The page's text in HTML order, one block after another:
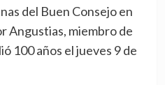
del Buen Consejo en
Angustias, miembro de
100 años el jueves 9 de